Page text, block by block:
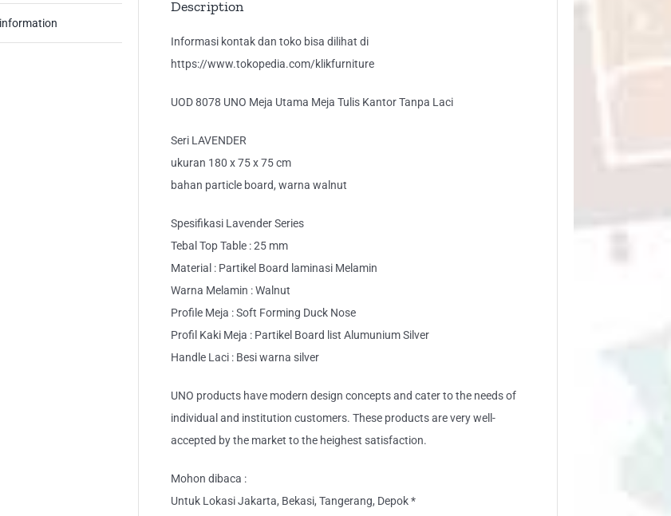
Description
Informasi kontak dan toko bisa dilihat di
https://www.tokopedia.com/klikfurniture
UOD 8078 UNO Meja Utama Meja Tulis Kantor Tanpa Laci
Seri LAVENDER
ukuran 180 x 75 x 75 cm
bahan particle board, warna walnut
Spesifikasi Lavender Series
Tebal Top Table : 25 mm
Material : Partikel Board laminasi Melamin
Warna Melamin : Walnut
Profile Meja : Soft Forming Duck Nose
Profil Kaki Meja : Partikel Board list Alumunium Silver
Handle Laci : Besi warna silver
UNO products have modern design concepts and cater to the needs of
individual and institution customers. These products are very well-
accepted by the market to the heighest satisfaction.
Mohon dibaca :
Untuk Lokasi Jakarta, Bekasi, Tangerang, Depok *